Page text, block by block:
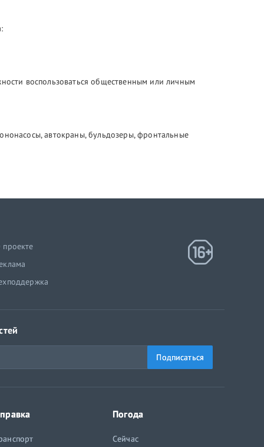
воспользоваться общественным или личным
автокраны, бульдозеры, фронтальные
проекте
Подписаться
Погода
Сейчас